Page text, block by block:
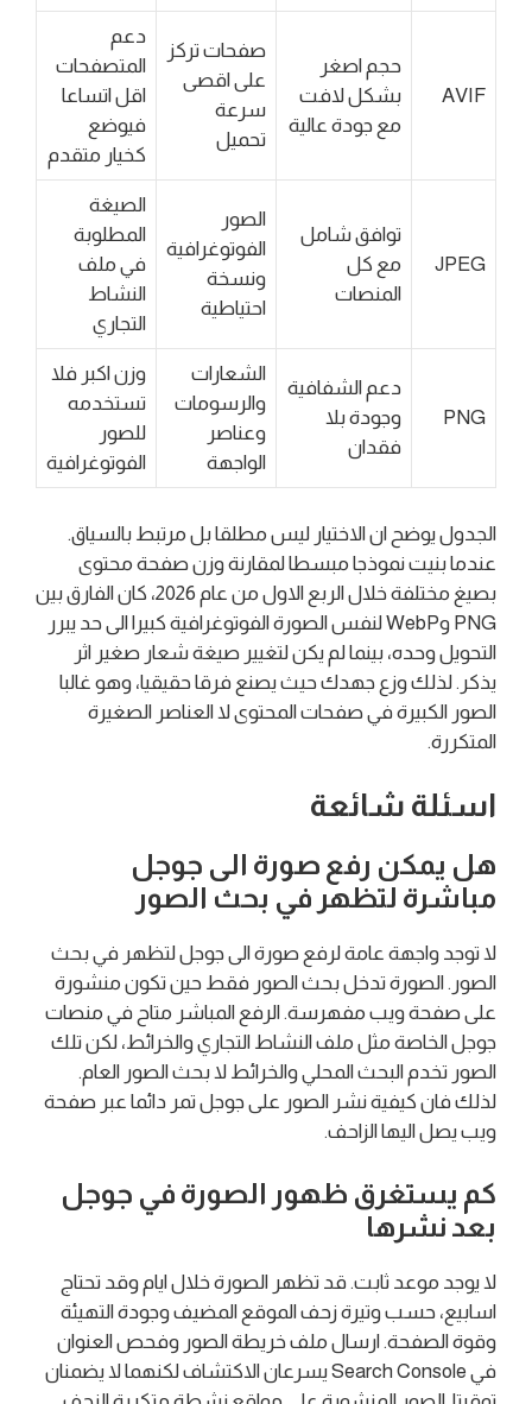
AVIF
حجم اصغر
بشكل لافت
مع جودة عالية
صفحات تركز
على اقصى
سرعة
تحميل
دعم
المتصفحات
اقل اتساعا
فيوضع
كخيار متقدم
JPEG
توافق شامل
مع كل
المنصات
الصور
الفوتوغرافية
ونسخة
احتياطية
الصيغة
المطلوبة
في ملف
النشاط
التجاري
PNG
دعم الشفافية
وجودة بلا
فقدان
الشعارات
والرسومات
وعناصر
الواجهة
وزن اكبر فلا
تستخدمه
للصور
الفوتوغرافية
الجدول يوضح ان الاختيار ليس مطلقا بل مرتبط بالسياق.
عندما بنيت نموذجا مبسطا لمقارنة وزن صفحة محتوى
بصيغ مختلفة خلال الربع الاول من عام 2026، كان الفارق بين
PNG وWebP لنفس الصورة الفوتوغرافية كبيرا الى حد يبرر
التحويل وحده، بينما لم يكن لتغيير صيغة شعار صغير اثر
يذكر. لذلك وزع جهدك حيث يصنع فرقا حقيقيا، وهو غالبا
الصور الكبيرة في صفحات المحتوى لا العناصر الصغيرة
المتكررة.
اسئلة شائعة
هل يمكن رفع صورة الى جوجل
مباشرة لتظهر في بحث الصور
لا توجد واجهة عامة لرفع صورة الى جوجل لتظهر في بحث
الصور. الصورة تدخل بحث الصور فقط حين تكون منشورة
على صفحة ويب مفهرسة. الرفع المباشر متاح في منصات
جوجل الخاصة مثل ملف النشاط التجاري والخرائط، لكن تلك
الصور تخدم البحث المحلي والخرائط لا بحث الصور العام.
لذلك فان كيفية نشر الصور على جوجل تمر دائما عبر صفحة
ويب يصل اليها الزاحف.
كم يستغرق ظهور الصورة في جوجل
بعد نشرها
لا يوجد موعد ثابت. قد تظهر الصورة خلال ايام وقد تحتاج
اسابيع، حسب وتيرة زحف الموقع المضيف وجودة التهيئة
وقوة الصفحة. ارسال ملف خريطة الصور وفحص العنوان
في Search Console يسرعان الاكتشاف لكنهما لا يضمنان